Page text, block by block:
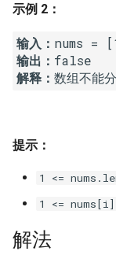
12. 矩阵中的路径
13. 机器人的运动
15. 二进制中 1 的
16. 数值的整数次方
17. 打印从 1 到最
9. 乘积小于 K 的子
10. 和为 k 的子数组
13. 二维子矩阵的和
14. 字符串中的变
15. 字符串中的所
2.1. 移除重复节点
2.2. 返回倒数第 k
2.5. 链表求和
2.6. 回文链表
2.7. 链表相交
示例 2：
输入：
输出：
解释：
提示：
1 <=
1 <=
解法